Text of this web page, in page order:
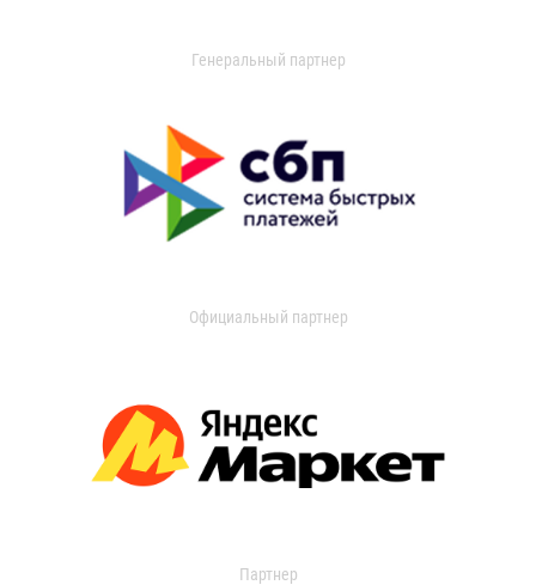
Генеральный партнер
Официальный партнер
Партнер